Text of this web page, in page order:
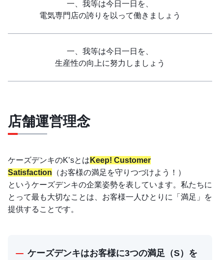
一、我等は今日一日を、
電気専門店の誇りを以って働きましょう
一、我等は今日一日を、
生産性の向上に努力しましょう
店舗運営理念
ケーズデンキのK’sとは Keep! Customer
Satisfaction （お客様の満足を守りつづけよう！）
というケーズデンキの企業姿勢を表しています。私たちに
とって最も大切なことは、お客様一人ひとりに「満足」を
提供することです。
ケーズデンキはお客様に3つの満足（S）を